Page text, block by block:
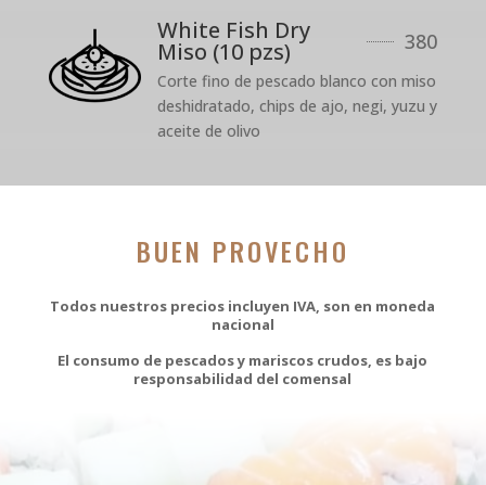
White Fish Dry
Miso (10 pzs) 380
Corte fino de pescado blanco con miso
deshidratado, chips de ajo, negi, yuzu y
aceite de olivo
BUEN PROVECHO
Todos nuestros precios incluyen IVA, son en moneda
nacional
El consumo de pescados y mariscos crudos, es bajo
responsabilidad del comensal